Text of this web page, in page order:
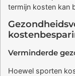
termijn kosten kan
Verminderde
Hoewel sporten